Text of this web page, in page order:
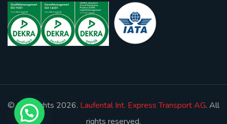
© Copyrights 2026. Laufental Int. Express Transport AG. All
rights reserved.